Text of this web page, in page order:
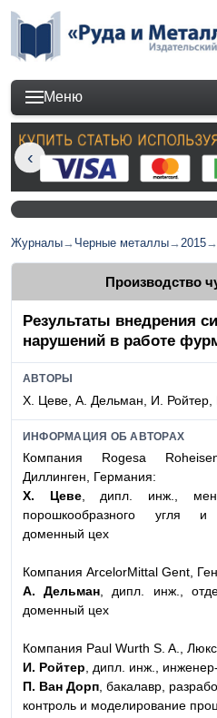
Меню
Журналы→ Черные металлы→2015→
Производство
Результаты внедрения
нарушений в работе
АВТОРЫ
Х. Цеве, А. Дельман, И.
ИНФОРМАЦИЯ ОБ АВТОРАХ
Компания Rogesa
Диллинген, Германия:
Х. Цеве, дипл. инж.,
порошкообразного угля и
доменный цех
Компания ArcelorMittal Gent,
А. Дельман , дипл. инж.,
доменный цех
Компания Paul Wurth S. A.,
И. Ройтер , дипл. инж.,
П. Ван Дорп , бакалавр,
контроль и моделирование